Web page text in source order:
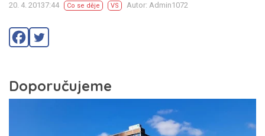
20. 4. 20137:44 Co se děje VS Autor: Admin1072